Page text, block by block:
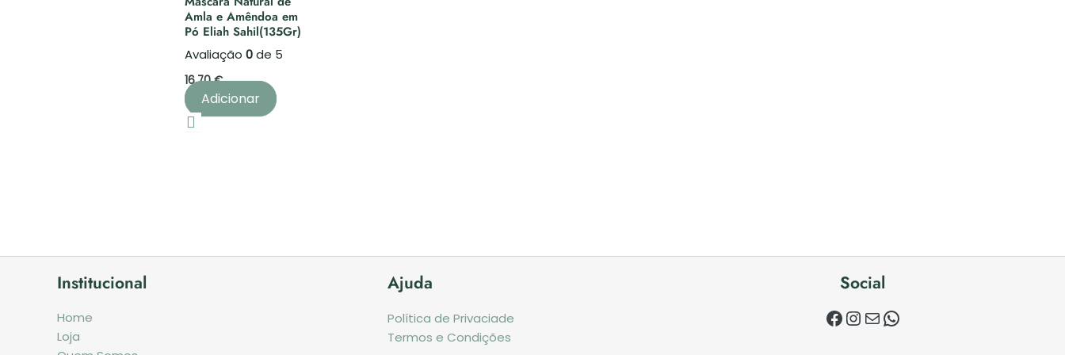
Amla e Amêndoa em
Pó Eliah Sahil(135Gr)
Avaliação 0de 5
16,70€
Adicionar
Institucional
Home
Loja
Ajuda
Política de Privaciade
Termos e Condições
Social